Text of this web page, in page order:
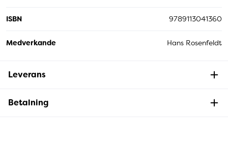
ISBN 9789113041360
Medverkande Hans Rosenfeldt
Leverans
Betalning